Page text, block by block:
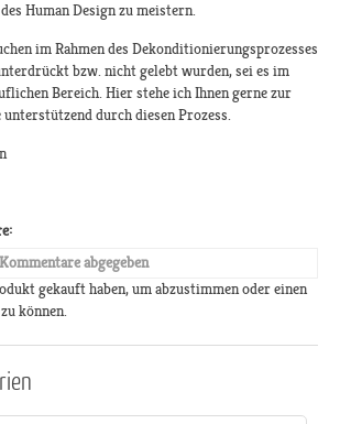
Human Design zu meistern.
im Rahmen des Dekonditionierungsprozesses
bzw. nicht gelebt wurden, sei es im
Bereich. Hier stehe ich Ihnen gerne zur
unterstützend durch diesen Prozess.
abgegeben
gekauft haben, um abzustimmen oder einen
können.